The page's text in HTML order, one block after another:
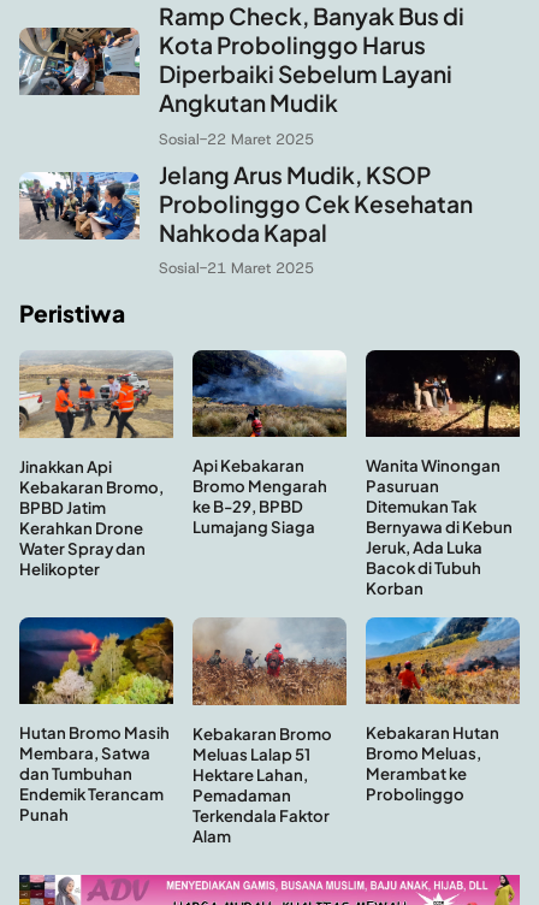
Ramp Check, Banyak Bus di
Kota Probolinggo Harus
Diperbaiki Sebelum Layani
Angkutan Mudik
Sosial-22 Maret 2025
Jelang Arus Mudik, KSOP
Probolinggo Cek Kesehatan
Nahkoda Kapal
Sosial-21 Maret 2025
Peristiwa
Jinakkan Api
Kebakaran Bromo,
BPBD Jatim
Kerahkan Drone
Water Spray dan
Helikopter
Api Kebakaran
Bromo Mengarah
ke B-29, BPBD
Lumajang Siaga
Wanita Winongan
Pasuruan
Ditemukan Tak
Bernyawa di Kebun
Jeruk, Ada Luka
Bacok di Tubuh
Korban
Hutan Bromo Masih
Membara, Satwa
dan Tumbuhan
Endemik Terancam
Punah
Kebakaran Bromo
Meluas Lalap 51
Hektare Lahan,
Pemadaman
Terkendala Faktor
Alam
Kebakaran Hutan
Bromo Meluas,
Merambat ke
Probolinggo